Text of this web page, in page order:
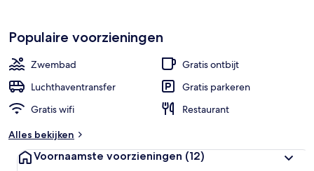
Populaire voorzieningen
Zwembad
Gratis ontbijt
Luchthaventransfer
Gratis parkeren
Gratis wifi
Restaurant
Alles bekijken
Voornaamste voorzieningen (12)